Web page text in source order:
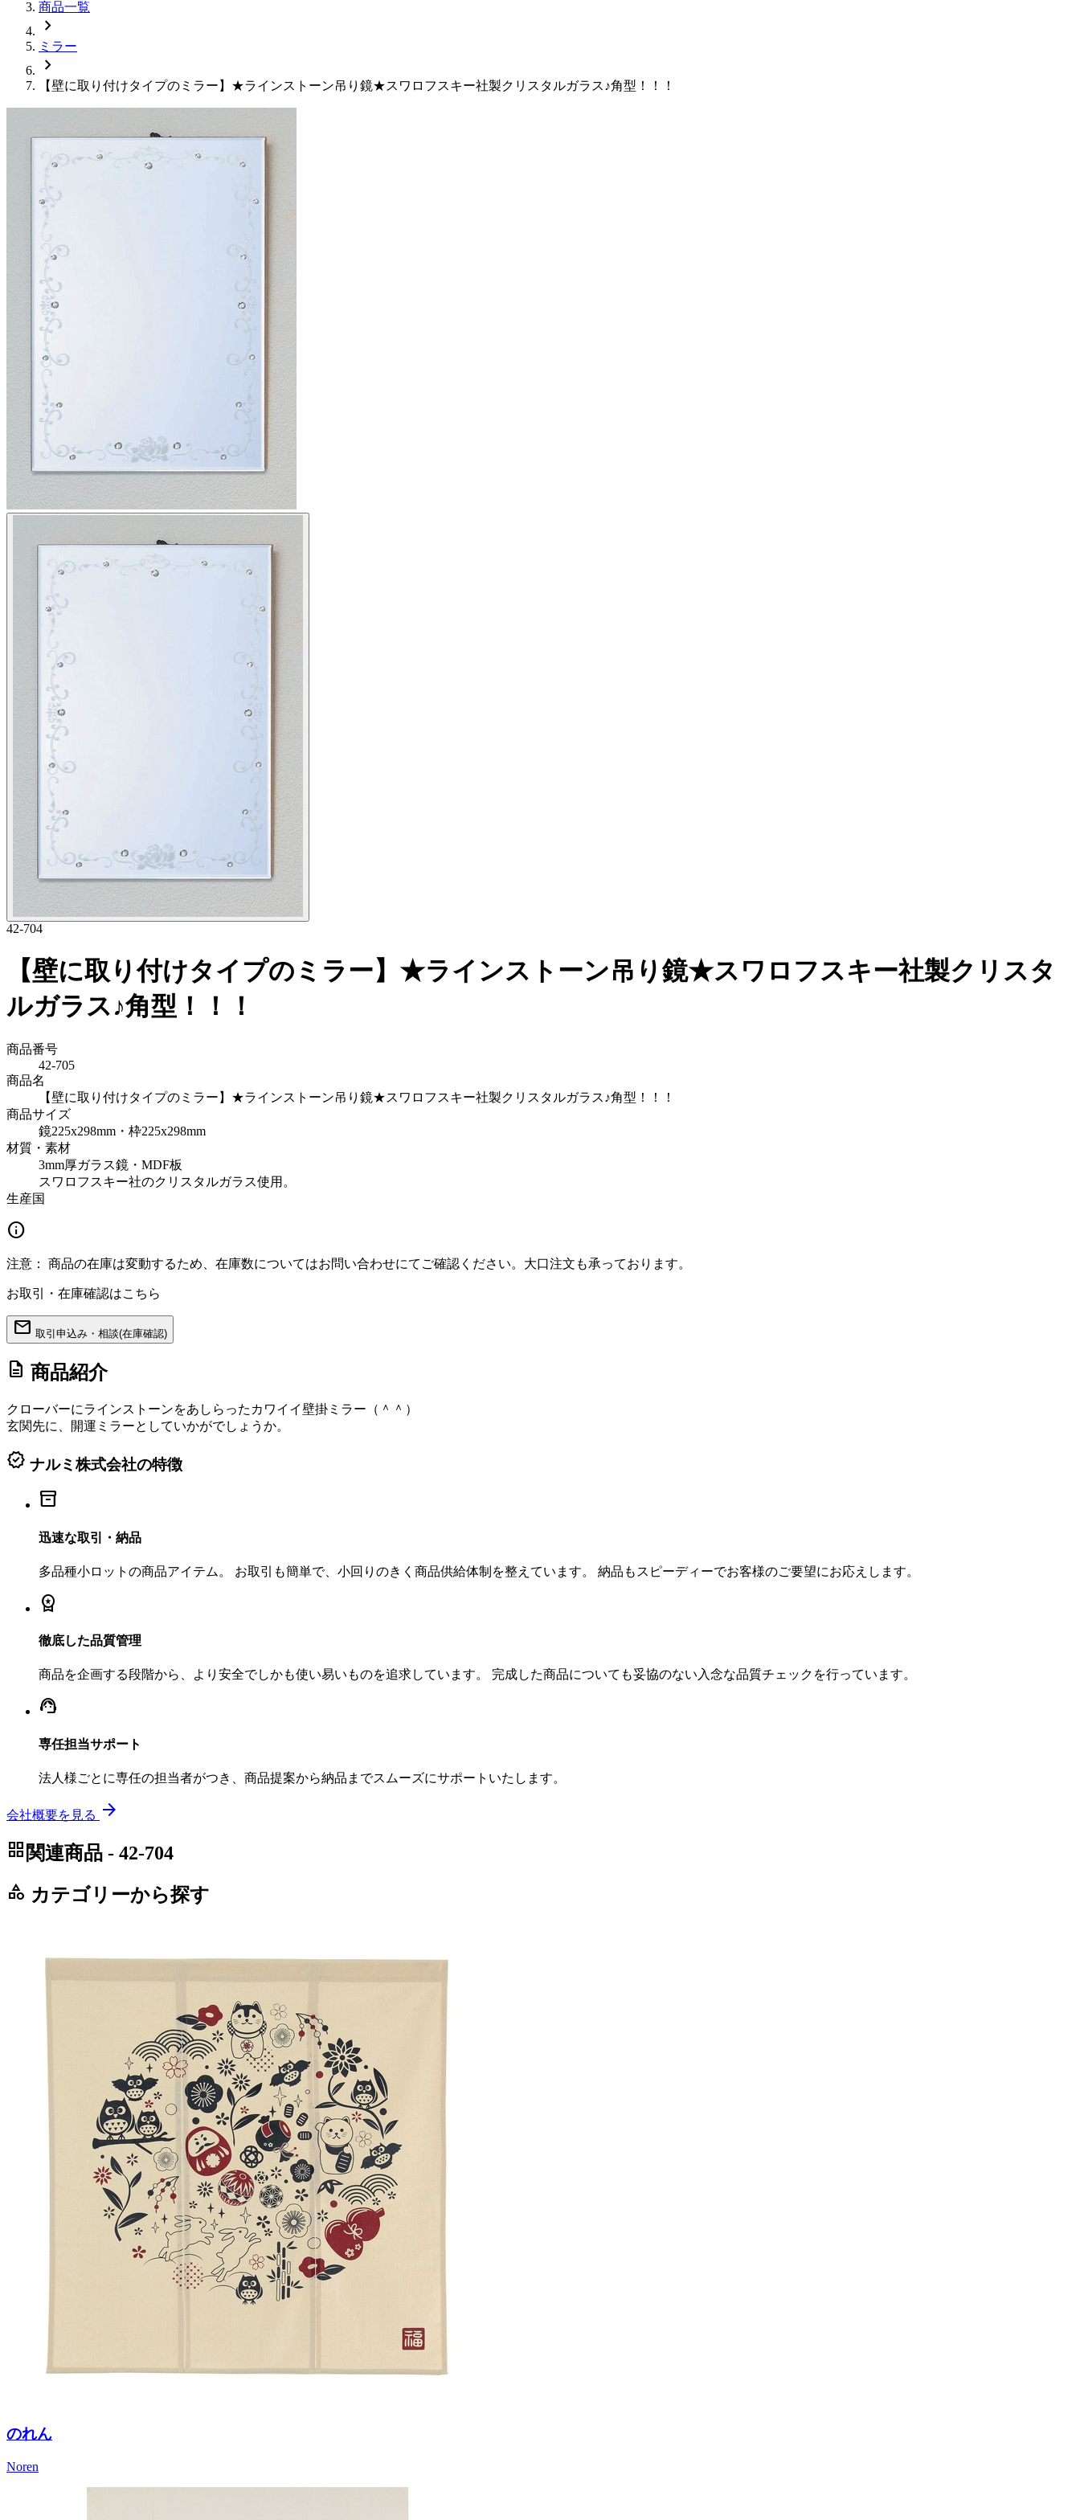
商品一覧
chevron_right
ミラー
chevron_right
【壁に取り付けタイプのミラー】★ラインストーン吊り鏡★スワロフスキー社製クリスタルガラス♪角型！！！
42-704
【壁に取り付けタイプのミラー】★ラインストーン吊り鏡★スワロフスキー社製クリスタ
ルガラス♪角型！！！
商品番号
42-705
商品名
【壁に取り付けタイプのミラー】★ラインストーン吊り鏡★スワロフスキー社製クリスタルガラス♪角型！！！
商品サイズ
鏡225x298mm・枠225x298mm
材質・素材
3mm厚ガラス鏡・MDF板
スワロフスキー社のクリスタルガラス使用。
生産国
info
注意： 商品の在庫は変動するため、在庫数についてはお問い合わせにてご確認ください。大口注文も承っております。
お取引・在庫確認はこちら
mail 取引申込み・相談(在庫確認)
description 商品紹介
クローバーにラインストーンをあしらったカワイイ壁掛ミラー（＾＾）
玄関先に、開運ミラーとしていかがでしょうか。
verified ナルミ株式会社の特徴
inventory_2
迅速な取引・納品
多品種小ロットの商品アイテム。 お取引も簡単で、小回りのきく商品供給体制を整えています。 納品もスピーディーでお客様のご要望にお応えします。
workspace_premium
徹底した品質管理
商品を企画する段階から、より安全でしかも使い易いものを追求しています。 完成した商品についても妥協のない入念な品質チェックを行っています。
support_agent
専任担当サポート
法人様ごとに専任の担当者がつき、商品提案から納品までスムーズにサポートいたします。
会社概要を見る arrow_forward
grid_view 関連商品 - 42-704
category カテゴリーから探す
のれん
Noren